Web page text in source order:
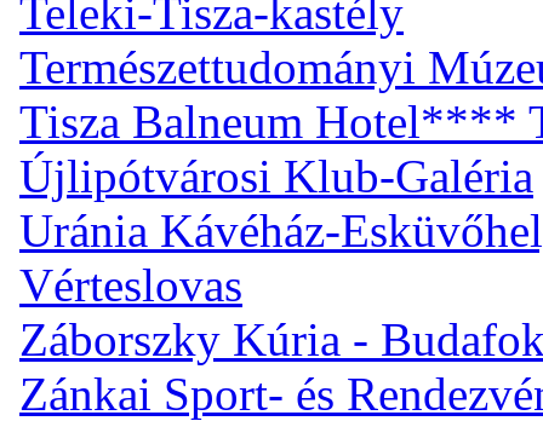
Teleki-Tisza-kastély
Természettudományi
Tisza Balneum Hotel****
Újlipótvárosi Klub-Galéria
Uránia Kávéház-
Vérteslovas
Záborszky Kúria -
Zánkai Sport- és